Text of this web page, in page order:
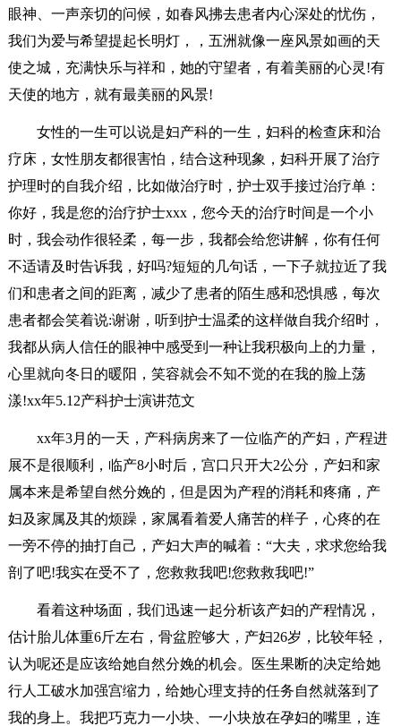
眼神、一声亲切的问候，如春风拂去患者内心深处的忧伤，
我们为爱与希望提起长明灯，，五洲就像一座风景如画的天
使之城，充满快乐与祥和，她的守望者，有着美丽的心灵!有
天使的地方，就有最美丽的风景!
女性的一生可以说是妇产科的一生，妇科的检查床和治
疗床，女性朋友都很害怕，结合这种现象，妇科开展了治疗
护理时的自我介绍，比如做治疗时，护士双手接过治疗单：
你好，我是您的治疗护士xxx，您今天的治疗时间是一个小
时，我会动作很轻柔，每一步，我都会给您讲解，你有任何
不适请及时告诉我，好吗?短短的几句话，一下子就拉近了我
们和患者之间的距离，减少了患者的陌生感和恐惧感，每次
患者都会笑着说:谢谢，听到护士温柔的这样做自我介绍时，
我都从病人信任的眼神中感受到一种让我积极向上的力量，
心里就向冬日的暖阳，笑容就会不知不觉的在我的脸上荡
漾!xx年5.12产科护士演讲范文
xx年3月的一天，产科病房来了一位临产的产妇，产程进
展不是很顺利，临产8小时后，宫口只开大2公分，产妇和家
属本来是希望自然分娩的，但是因为产程的消耗和疼痛，产
妇及家属及其的烦躁，家属看着爱人痛苦的样子，心疼的在
一旁不停的抽打自己，产妇大声的喊着：“大夫，求求您给我
剖了吧!我实在受不了，您救救我吧!您救救我吧!”
看着这种场面，我们迅速一起分析该产妇的产程情况，
估计胎儿体重6斤左右，骨盆腔够大，产妇26岁，比较年轻，
认为呢还是应该给她自然分娩的机会。医生果断的决定给她
行人工破水加强宫缩力，给她心理支持的任务自然就落到了
我的身上。我把巧克力一小块、一小块放在孕妇的嘴里，连